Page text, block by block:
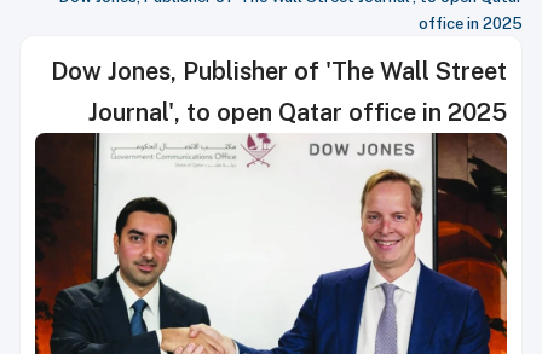
office in 2025
Dow Jones, Publisher of 'The Wall Street
Journal', to open Qatar office in 2025